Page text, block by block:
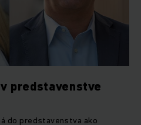
predstavenstve
do predstavenstva ako